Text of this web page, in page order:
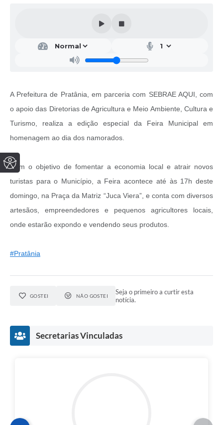
A Prefeitura de Pratânia, em parceria com SEBRAE AQUI, com
o apoio das Diretorias de Agricultura e Meio Ambiente, Cultura e
Turismo, realiza a edição especial da Feira Municipal em
homenagem ao dia dos namorados.
Com o objetivo de fomentar a economia local e atrair novos
turistas para o Município, a Feira acontece até às 17h deste
domingo, na Praça da Matriz “Juca Viera”, e conta com diversos
artesãos, empreendedores e pequenos agricultores locais,
onde estarão expondo e vendendo seus produtos.
#Pratânia
GOSTEI NÃO GOSTEI
Seja o primeiro a curtir esta
notícia.
Secretarias Vinculadas